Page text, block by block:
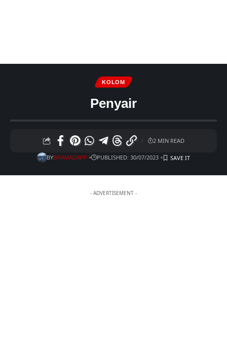
KOLOM
Penyair
BYBRAMADAPP PUBLISHED: 30/07/2023
2 MIN READ
- ADVERTISEMENT -